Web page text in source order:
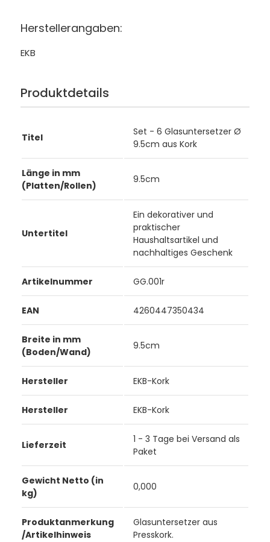
Herstellerangaben:
EKB
Produktdetails
Titel
Set - 6 Glasuntersetzer Ø
9.5cm aus Kork
Länge in mm
(Platten/Rollen)
9.5cm
Untertitel
Ein dekorativer und
praktischer
Haushaltsartikel und
nachhaltiges Geschenk
Artikelnummer GG.001r
EAN 4260447350434
Breite in mm
(Boden/Wand)
9.5cm
Hersteller EKB-Kork
Hersteller EKB-Kork
Lieferzeit
1 - 3 Tage bei Versand als
Paket
Gewicht Netto (in
kg)
0,000
Produktanmerkung
/Artikelhinweis
Glasuntersetzer aus
Presskork.